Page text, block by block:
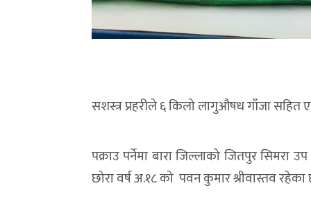
सशस्त्र प्रहरीले ६ किलो लागुऔषध गाँजा सहित
पक्राउ पर्नेमा बारा जिल्लाको जितपुर
छोरा वर्ष अ.१८ को पवन कुमार श्रीवास्तव रहेका